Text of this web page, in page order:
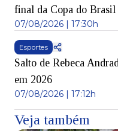
final da Copa do Brasil
07/08/2026 | 17:30h
Esportes
Salto de Rebeca
em 2026
07/08/2026 | 17:12h
Veja também